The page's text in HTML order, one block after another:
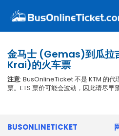
金马士 (Gemas)到瓜拉
Krai)的火车票
注意: BusOnlineTicket 不是 KTM 的代
票。ETS 票价可能会波动，因此请尽早
BUSONLINETICKET